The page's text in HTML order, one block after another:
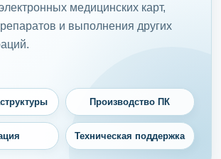
медицинских карт,
и выполнения других
Производство ПК
Техническая поддержка